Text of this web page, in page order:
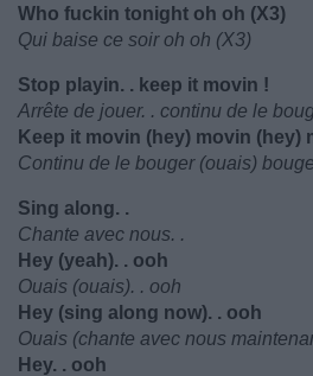
Who fuckin tonight oh oh (X3)
Qui baise ce soir oh oh (X3)
Stop playin. . keep it movin !
Arrête de jouer. . continu de le
Keep it movin (hey) movin (hey)
Continu de le bouger (ouais)
Sing along. .
Chante avec nous. .
Hey (yeah). . ooh
Ouais (ouais). . ooh
Hey (sing along now). . ooh
Ouais (chante avec nous
Hey. . ooh